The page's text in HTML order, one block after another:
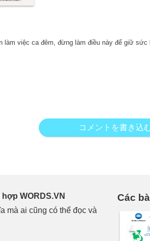
làm việc ca đêm, đừng làm điều này để giữ sức
コメントを書き込
WORDS.VN
mà ai cũng có thể đọc và
Các